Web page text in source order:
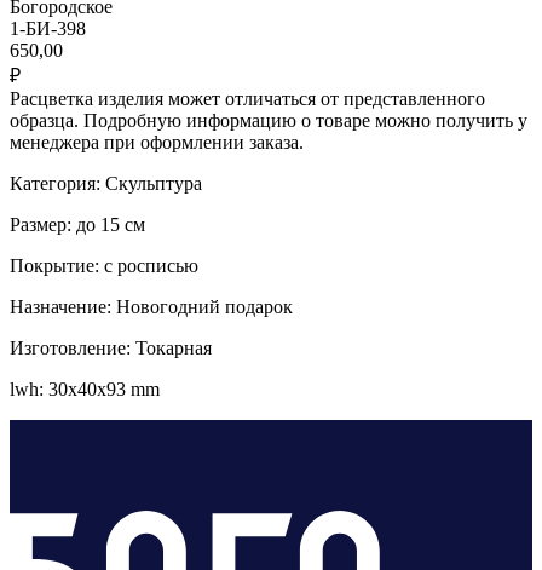
Богородское
1-БИ-398
650,00
₽
Расцветка изделия может отличаться от представленного
образца. Подробную информацию о товаре можно получить у
менеджера при оформлении заказа.
Категория: Скульптура
Размер: до 15 см
Покрытие: с росписью
Назначение: Новогодний подарок
Изготовление: Токарная
lwh: 30x40x93 mm